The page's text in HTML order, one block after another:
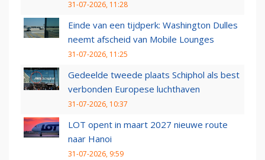
31-07-2026, 11:28
Einde van een tijdperk: Washington Dulles
neemt afscheid van Mobile Lounges
31-07-2026, 11:25
Gedeelde tweede plaats Schiphol als best
verbonden Europese luchthaven
31-07-2026, 10:37
LOT opent in maart 2027 nieuwe route
naar Hanoi
31-07-2026, 9:59